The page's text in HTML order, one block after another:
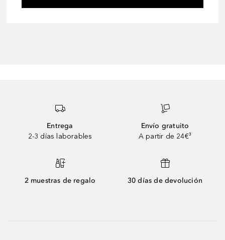
Entrega
2-3 días laborables
Envío gratuito
A partir de 24€³
2 muestras de regalo 30 días de devolución